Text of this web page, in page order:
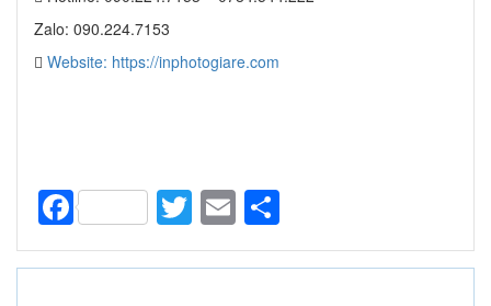
Zalo: 090.224.7153
Website: https://inphotogiare.com
FacebookTwitter
Email